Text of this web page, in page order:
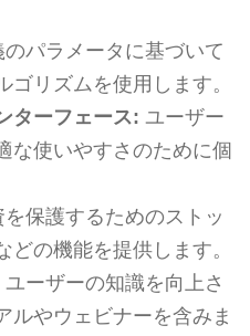
パラメータに基づいて
ゴリズムを使用します。
ターフェース: ユーザー
な使いやすさのために個
を保護するためのストッ
の機能を提供します。
ユーザーの知識を向上さ
ルやウェビナーを含みま